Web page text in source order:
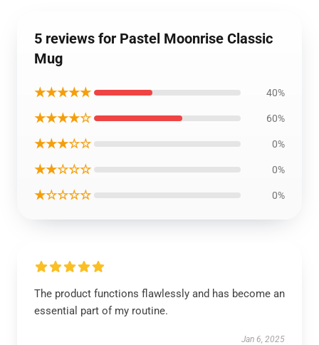
5 reviews for Pastel Moonrise Classic
Mug
★★★★★ 40%
★★★★☆ 60%
★★★☆☆ 0%
★★☆☆☆ 0%
★☆☆☆☆ 0%
The product functions flawlessly and has become an
essential part of my routine.
Jan 6, 2025